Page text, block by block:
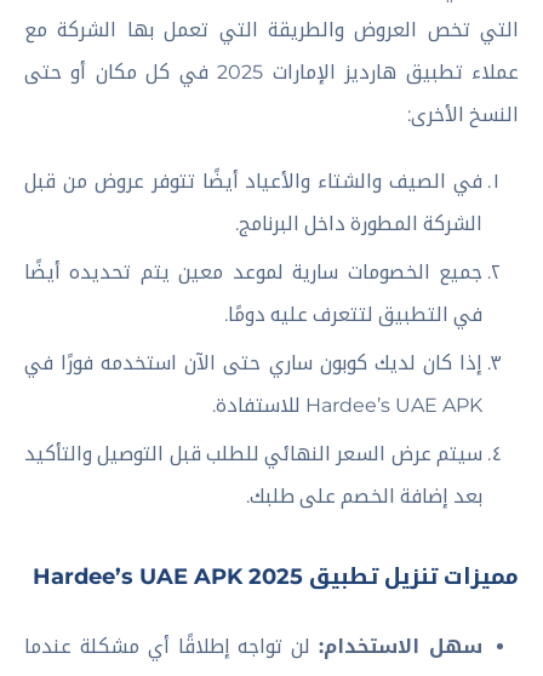
التي تخص العروض والطريقة التي تعمل بها الشركة مع
عملاء تطبيق هارديز الإمارات 2025 في كل مكان أو حتى
النسخ الأخرى:
في الصيف والشتاء والأعياد أيضًا تتوفر عروض من قبل
الشركة المطورة داخل البرنامج.
جميع الخصومات سارية لموعد معين يتم تحديده أيضًا
في التطبيق لتتعرف عليه دومًا.
إذا كان لديك كوبون ساري حتى الآن استخدمه فورًا في
Hardee’s UAE APK للاستفادة.
سيتم عرض السعر النهائي للطلب قبل التوصيل والتأكيد
بعد إضافة الخصم على طلبك.
مميزات تنزيل تطبيق Hardee’s UAE APK 2025
سهل الاستخدام:لن تواجه إطلاقًا أي مشكلة عندما